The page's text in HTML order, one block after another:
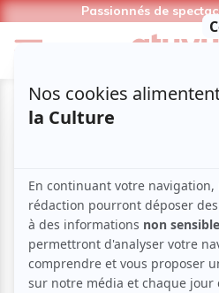
Passionnés de